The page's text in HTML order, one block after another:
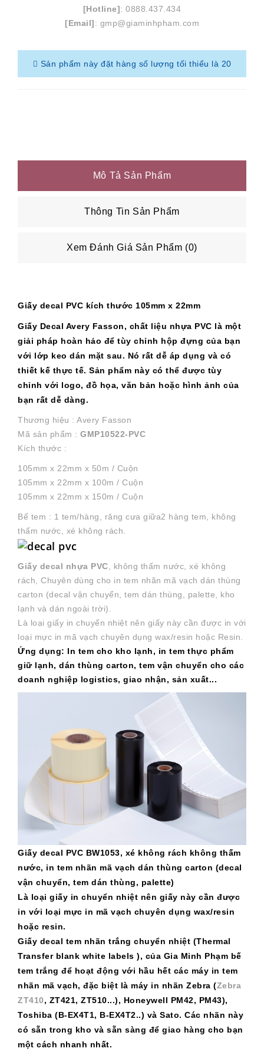
[Hotline]: 0888.437.434
[Email]: gmp@giaminhpham.com
Sản phẩm này đặt hàng số lượng tối thiểu là 20
Mô Tả Sản Phẩm
Thông Tin Sản Phẩm
Xem Đánh Giá Sản Phẩm (0)
Giấy decal PVC kích thước 105mm x 22mm
Giấy Decal Avery Fasson, chất liệu nhựa PVC là một
giải pháp hoàn hảo để tùy chỉnh hộp đựng của bạn
với lớp keo dán mặt sau. Nó rất dễ áp dụng và có
thiết kế thực tế. Sản phẩm này có thể được tùy
chỉnh với logo, đồ họa, văn bản hoặc hình ảnh của
bạn rất dễ dàng.
Thương hiệu : Avery Fasson
Mã sản phẩm : GMP10522-PVC
Kích thước :
105mm x 22mm x 50m / Cuộn
105mm x 22mm x 100m / Cuộn
105mm x 22mm x 150m / Cuộn
Bế tem : 1 tem/hàng, răng cưa giữa2 hàng tem, không
thấm nước, xé không rách.
Giấy decal nhựa PVC , không thấm nước, xé không
rách, Chuyên dùng cho in tem nhãn mã vạch dán thùng
carton (decal vận chuyển, tem dán thùng, palette, kho
lạnh và dán ngoài trời).
Là loại giấy in chuyển nhiệt nên giấy này cần được in với
loại mực in mã vạch chuyên dụng wax/resin hoặc Resin.
Ứng dụng: In tem cho kho lạnh, in tem thực phẩm
giữ lạnh, dán thùng carton, tem vận chuyển cho các
doanh nghiệp logistics, giao nhận, sản xuất...
Giấy decal PVC BW1053, xé không rách không thấm
nước, in tem nhãn mã vạch dán thùng carton (decal
vận chuyển, tem dán thùng, palette)
Là loại giấy in chuyển nhiệt nên giấy này cần được
in với loại mực in mã vạch chuyên dụng wax/resin
hoặc resin.
Giấy decal tem nhãn trắng chuyển nhiệt (Thermal
Transfer blank white labels ), của Gia Minh Phạm bế
tem trắng để hoạt động với hầu hết các máy in tem
nhãn mã vạch, đặc biệt là máy in nhãn Zebra (Zebra
ZT410, ZT421, ZT510...), Honeywell PM42, PM43),
Toshiba (B-EX4T1, B-EX4T2..) và Sato. Các nhãn này
có sẵn trong kho và sẵn sàng để giao hàng cho bạn
một cách nhanh nhất.